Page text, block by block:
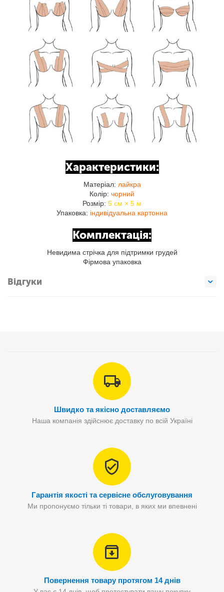
Характеристики:
Матеріал: лайкра
Колір: чорний
Розмір: 5 см × 5 м
Упаковка: індивідуальна картонна
Комплектація:
Невидима стрічка для підтримки грудей
Фірмова упаковка
Відгуки
Швидко та якісно доставляємо
Наша компанія здійснює доставку по всій Україні
Гарантія якості та сервісне обслуговування
Ми пропонуємо тільки ті товари, в яких ми впевнені
Повернення товару протягом 14 днів